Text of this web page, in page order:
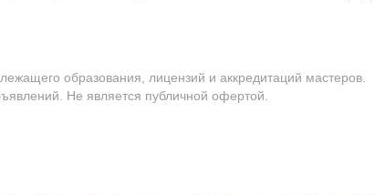
образования, лицензий и аккредитаций мастеров.
Не является публичной офертой.